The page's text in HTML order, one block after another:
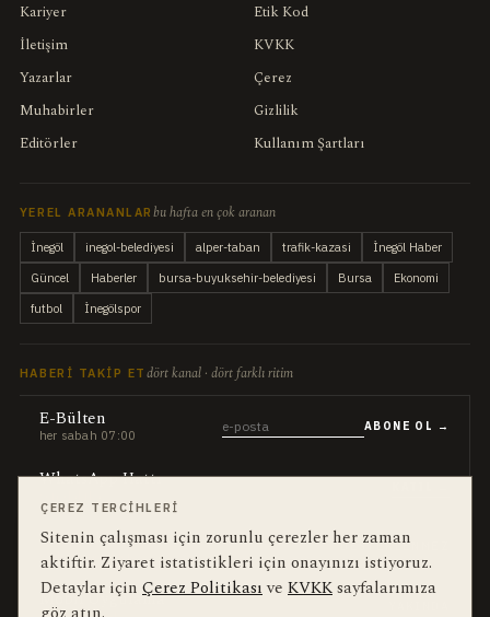
Kariyer
İletişim
Yazarlar
Muhabirler
Editörler
Etik Kod
KVKK
Çerez
Gizlilik
Kullanım Şartları
YEREL ARANANLARbu hafta en çok aranan
İnegöl inegol-belediyesi alper-taban trafik-kazasi
İnegöl Haber
Güncel
Haberler bursa-buyuksehir-belediyesi Bursa
Ekonomi
futbol
İnegölspor
HABERI TAKIP ETdört kanal · dört farklı ritim
E-Bülten
her sabah 07:00
ABONE OL →
WhatsApp Hattı
Push Bildirim
sadece önemliler
DESTEKLENMEZ
Mobil Uygulama
ÇEREZ TERCIHLERI
Sitenin çalışması için zorunlu çerezler her zaman
aktiftir. Ziyaret istatistikleri için onayınızı istiyoruz.
Detaylar için Çerez Politikasıve KVKKsayfalarımıza